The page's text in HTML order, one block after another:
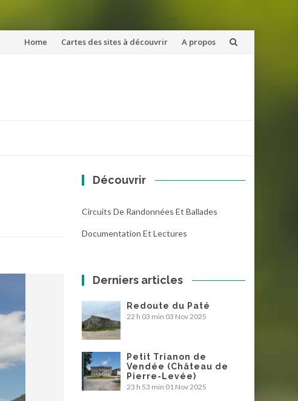
Aller
Home Cartes des sites à découvrir A propos
Découvrir
Circuits De Randonnées Et Ballades
Documentation Et Lectures
Derniers articles
Redoute du Paté
22 h 03 min 03 Nov 2025
Petit Trianon de
Vendée (Château de
Pierre-Levée)
23 h 53 min 01 Nov 2025